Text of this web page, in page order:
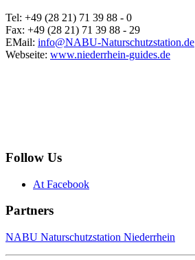
Tel: +49 (28 21) 71 39 88 - 0
Fax: +49 (28 21) 71 39 88 - 29
EMail: info@NABU-Naturschutzstation.de
Webseite: www.niederrhein-guides.de
Follow Us
At Facebook
Partners
NABU Naturschutzstation Niederrhein